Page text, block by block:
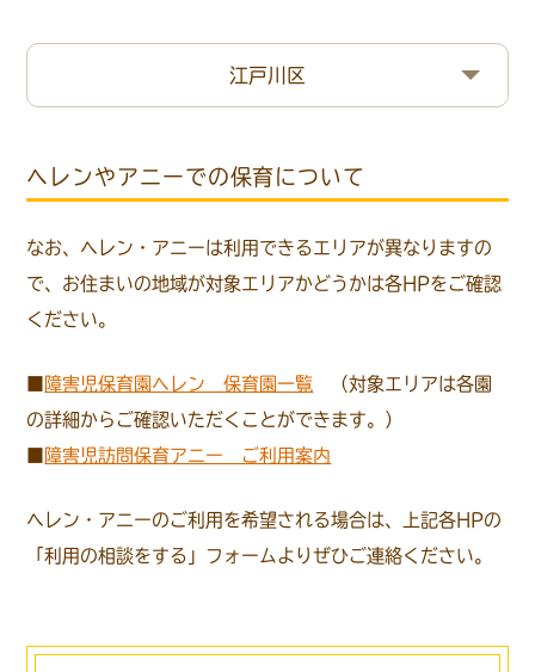
江戸川区
ヘレンやアニーでの保育について
なお、ヘレン・アニーは利用できるエリアが異なりますの
で、お住まいの地域が対象エリアかどうかは各HPをご確認
ください。
障害児保育園ヘレン 保育園一覧 （対象エリアは各園
の詳細からご確認いただくことができます。）
障害児訪問保育アニー ご利用案内
ヘレン・アニーのご利用を希望される場合は、上記各HPの
「利用の相談をする」フォームよりぜひご連絡ください。